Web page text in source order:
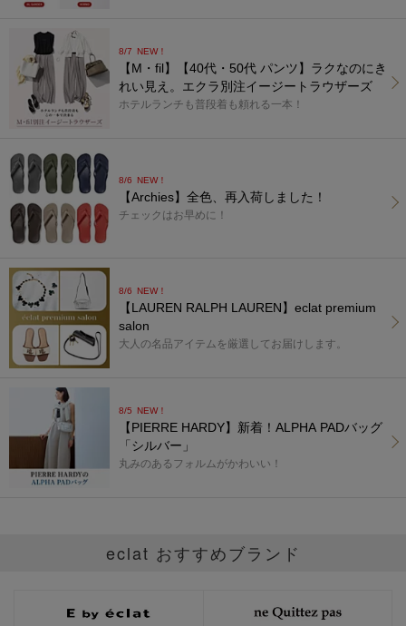
8/7 NEW！
【M・fil】【40代・50代 パンツ】ラクなのにき
れい見え。エクラ別注イージートラウザーズ
ホテルランチも普段着も頼れる一本！
8/6 NEW！
【Archies】全色、再入荷しました！
チェックはお早めに！
8/6 NEW！
【LAUREN RALPH LAUREN】eclat premium
salon
大人の名品アイテムを厳選してお届けします。
8/5 NEW！
【PIERRE HARDY】新着！ALPHA PADバッグ
「シルバー」
丸みのあるフォルムがかわいい！
eclat おすすめブランド